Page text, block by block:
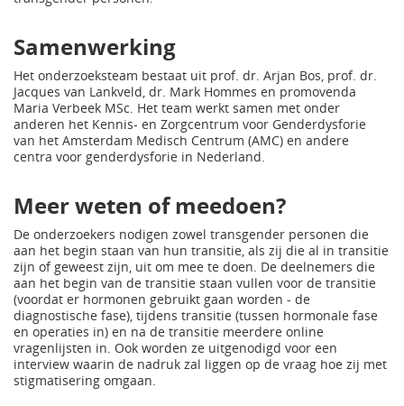
Samenwerking
Het onderzoeksteam bestaat uit prof. dr. Arjan Bos, prof. dr.
Jacques van Lankveld, dr. Mark Hommes en promovenda
Maria Verbeek MSc. Het team werkt samen met onder
anderen het Kennis- en Zorgcentrum voor Genderdysforie
van het Amsterdam Medisch Centrum (AMC) en andere
centra voor genderdysforie in Nederland.
Meer weten of meedoen?
De onderzoekers nodigen zowel transgender personen die
aan het begin staan van hun transitie, als zij die al in transitie
zijn of geweest zijn, uit om mee te doen. De deelnemers die
aan het begin van de transitie staan vullen voor de transitie
(voordat er hormonen gebruikt gaan worden - de
diagnostische fase), tijdens transitie (tussen hormonale fase
en operaties in) en na de transitie meerdere online
vragenlijsten in. Ook worden ze uitgenodigd voor een
interview waarin de nadruk zal liggen op de vraag hoe zij met
stigmatisering omgaan.